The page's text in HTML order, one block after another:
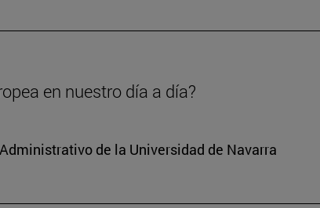
en nuestro día a día?
de la Universidad de Navarra